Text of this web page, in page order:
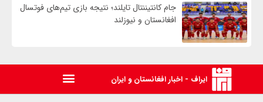
جام کانتیننتال تایلند؛ نتیجه بازی تیم‌های فوتسال
افغانستان و نیوزلند
ایراف - اخبار افغانستان و ایران